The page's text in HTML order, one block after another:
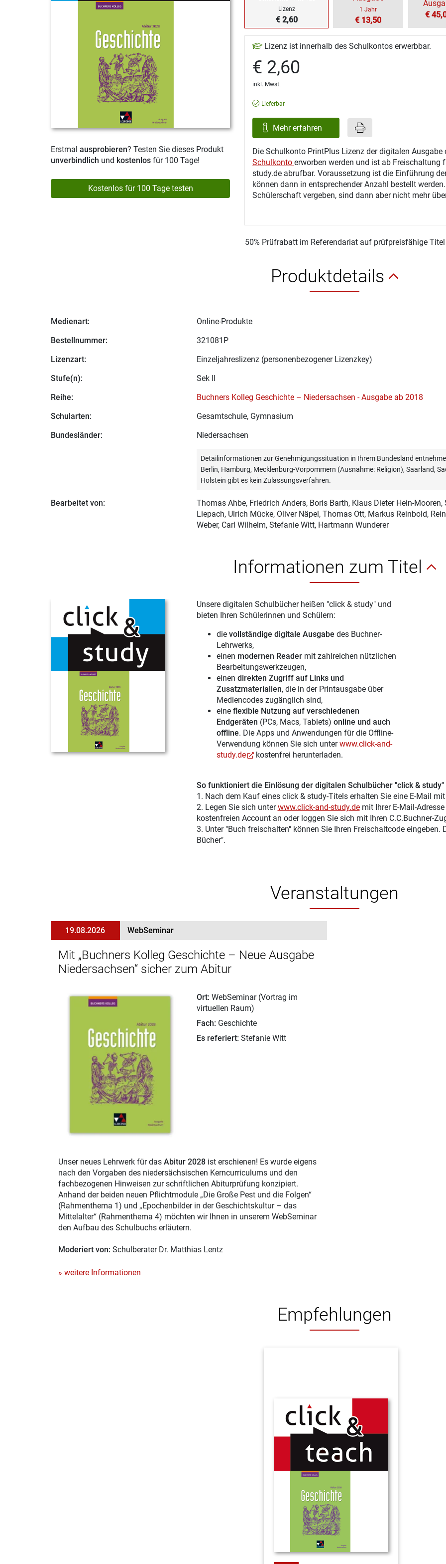
Erstmal ausprobieren? Testen Sie dieses Produkt
unverbindlich und kostenlos für 100 Tage!
Kostenlos für 100 Tage testen
Lizenz
€ 2,60
1 Jahr
€ 13,50
€
Lizenz ist innerhalb des Schulkontos erwerbbar.
€ 2,60
inkl. Mwst.
Lieferbar
Mehr erfahren
Die Schulkonto PrintPlus Lizenz der digitalen
Schulkonto erworben werden und ist ab
study.de abrufbar. Voraussetzung ist die Einführung
können dann in entsprechender Anzahl bestellt
Schülerschaft vergeben, sind dann aber nicht mehr
50% Prüfrabatt im Referendariat auf prüfpreisfähige
Produktdetails
Medienart:
Online-Produkte
Bestellnummer:
321081P
Lizenzart:
Einzeljahreslizenz (personenbezogener Lizenzkey)
Stufe(n):
Sek II
Reihe:
Buchners Kolleg Geschichte – Niedersachsen - Ausgabe ab 2018
Schularten:
Gesamtschule, Gymnasium
Bundesländer:
Niedersachsen
Detailinformationen zur Genehmigungssituation in Ihrem Bundesland
Berlin, Hamburg, Mecklenburg-Vorpommern (Ausnahme: Religion), Saarland,
Holstein gibt es kein Zulassungsverfahren.
Bearbeitet von: Thomas Ahbe, Friedrich Anders, Boris Barth, Klaus Dieter Hein-
Liepach, Ulrich Mücke, Oliver Näpel, Thomas Ott, Markus Reinbold,
Weber, Carl Wilhelm, Stefanie Witt, Hartmann Wunderer
Informationen zum Titel
Unsere digitalen Schulbücher heißen "click & study" und
bieten Ihren Schülerinnen und Schülern:
die vollständige digitale Ausgabe des Buchner-
Lehrwerks,
einen modernen Readermit zahlreichen nützlichen
Bearbeitungswerkzeugen,
einen direkten Zugriff auf Links und
Zusatzmaterialien, die in der Printausgabe über
Mediencodes zugänglich sind,
eine flexible Nutzung auf verschiedenen
Endgeräten (PCs, Macs, Tablets) online und auch
offline. Die Apps und Anwendungen für die Offline-
Verwendung können Sie sich unterwww.click-and-
study.de
kostenfrei herunterladen.
So funktioniert die Einlösung der digitalen Schulbücher "click & study"
1. Nach dem Kauf eines click & study-Titels erhalten Sie eine E-Mail
2. Legen Sie sich unterwww.click-and-study.demit Ihrer E-Mail-
kostenfreien Account an oder loggen Sie sich mit Ihren C.C.Buchner-
3. Unter "Buch freischalten" können Sie Ihren Freischaltcode eingeben.
Bücher".
Veranstaltungen
19.08.2026 WebSeminar
Mit „Buchners Kolleg Geschichte – Neue Ausgabe
Niedersachsen“ sicher zum Abitur
Ort: WebSeminar (Vortrag im
virtuellen Raum)
Fach: Geschichte
Es referiert: Stefanie Witt
Unser neues Lehrwerk für das Abitur 2028 ist erschienen! Es wurde eigens
nach den Vorgaben des niedersächsischen Kerncurriculums und den
fachbezogenen Hinweisen zur schriftlichen Abiturprüfung konzipiert.
Anhand der beiden neuen Pflichtmodule „Die Große Pest und die Folgen“
(Rahmenthema 1) und „Epochenbilder in der Geschichtskultur – das
Mittelalter“ (Rahmenthema 4) möchten wir Ihnen in unserem WebSeminar
den Aufbau des Schulbuchs erläutern.
Moderiert von: Schulberater Dr. Matthias Lentz
» weitere Informationen
Empfehlungen